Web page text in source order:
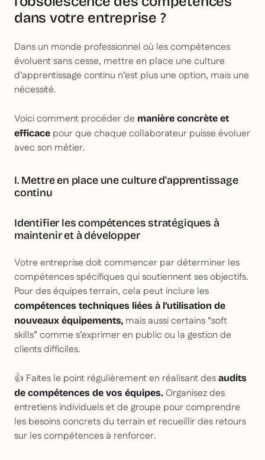
dans votre entreprise ?
Dans un monde professionnel où les compétences
évoluent sans cesse, mettre en place une culture
d’apprentissage continu n’est plus une option, mais une
nécessité.
Voici comment procéder de manière concrète et
efficace pour que chaque collaborateur puisse évoluer
avec son métier.
I. Mettre en place une culture d'apprentissage
continu
Identifier les compétences stratégiques à
maintenir et à développer
Votre entreprise doit commencer par déterminer les
compétences spécifiques qui soutiennent ses objectifs.
Pour des équipes terrain, cela peut inclure les
compétences techniques liées à l’utilisation de
nouveaux équipements, mais aussi certains “soft
skills”comme s’exprimer en public ou la gestion de
clients difficiles.
👍 Faites le point régulièrement en réalisant des audits
de compétences de vos équipes. Organisez des
entretiens individuels et de groupe pour comprendre
les besoins concrets du terrain et recueillir des retours
sur les compétences à renforcer.